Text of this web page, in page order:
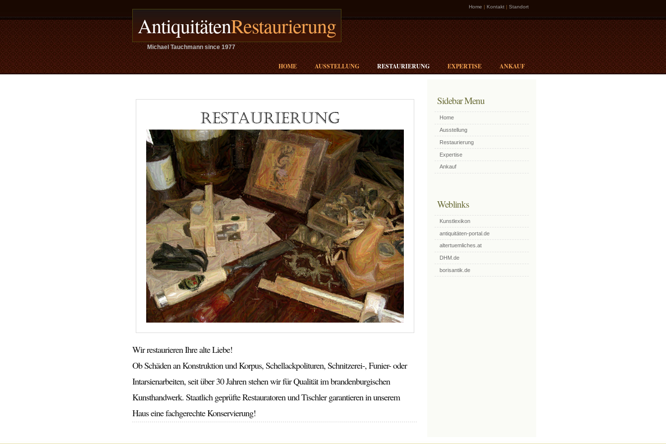
AntiquitätenRestaurierung
Michael Tauchmann since 1977
Home | Kontakt | Standort
HOME AUSSTELLUNG RESTAURIERUNG EXPERTISE ANKAUF
Wir restaurieren Ihre alte Liebe!
Ob Schäden an Konstruktion und Korpus, Schellackpolituren, Schnitzerei-, Funier- oder
Intarsienarbeiten, seit über 30 Jahren stehen wir für Qualität im brandenburgischen
Kunsthandwerk. Staatlich geprüfte Restauratoren und Tischler garantieren in unserem
Haus eine fachgerechte Konservierung!
Sidebar Menu
Home
Ausstellung
Restaurierung
Expertise
Ankauf
Weblinks
Kunstlexikon
antiquitäten-portal.de
altertuemliches.at
DHM.de
borisantik.de